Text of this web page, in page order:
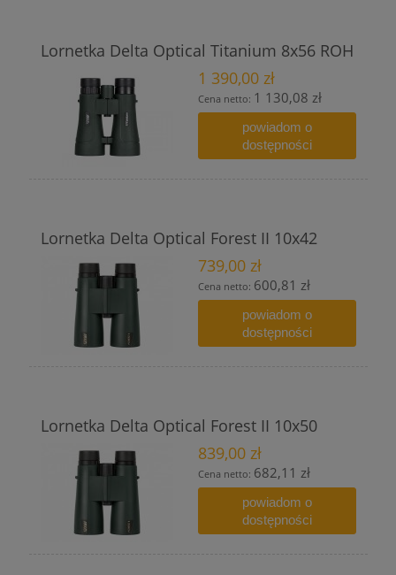
Lornetka Delta Optical Titanium 8x56 ROH
1 390,00 zł
Cena netto: 1 130,08 zł
powiadom o
dostępności
Lornetka Delta Optical Forest II 10x42
739,00 zł
Cena netto: 600,81 zł
powiadom o
dostępności
Lornetka Delta Optical Forest II 10x50
839,00 zł
Cena netto: 682,11 zł
powiadom o
dostępności